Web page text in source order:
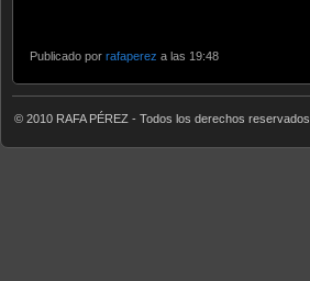
Publicado por rafaperez a las 19:48
© 2010 RAFA PÉREZ - Todos los derechos reservados